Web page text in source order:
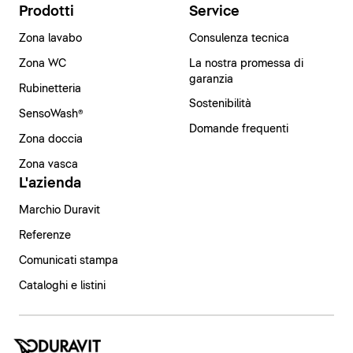
Prodotti
Zona lavabo
Zona WC
Rubinetteria
SensoWash®
Zona doccia
Zona vasca
Service
Consulenza tecnica
La nostra promessa di
garanzia
Sostenibilità
Domande frequenti
L'azienda
Marchio Duravit
Referenze
Comunicati stampa
Cataloghi e listini